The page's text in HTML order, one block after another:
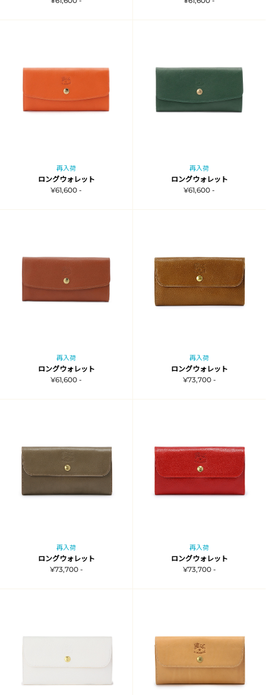
再入荷
ロングウォレット
¥61,600 -
再入荷
ロングウォレット
¥61,600 -
再入荷
ロングウォレット
¥61,600 -
再入荷
ロングウォレット
¥73,700 -
再入荷
ロングウォレット
¥73,700 -
再入荷
ロングウォレット
¥73,700 -